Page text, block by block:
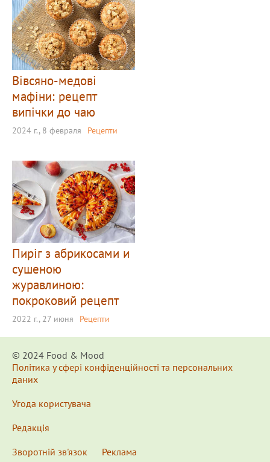
Вівсяно-медові
мафіни: рецепт
випічки до чаю
2024 г., 8 февраля Рецепти
Пиріг з абрикосами и
сушеною
журавлиною:
покроковий рецепт
2022 г., 27 июня Рецепти
© 2024 Food & Мood
Політика у сфері конфіденційності та персональних
даних
Угода користувача
Редакція
Зворотній зв'язок
Реклама